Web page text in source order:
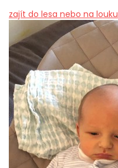
zajít do lesa nebo na louku